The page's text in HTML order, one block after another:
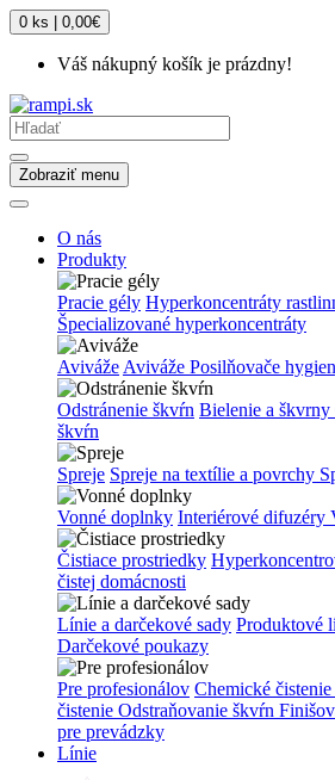
0 ks | 0,00€
Váš nákupný košík je prázdny!
Zobraziť menu
O nás
Produkty
Pracie gély Hyperkoncentráty
Špecializované hyperkoncentráty
Aviváže Aviváže Posilňovače
Odstránenie škvŕn Bielenie a škvrny
škvŕn
Spreje Spreje na textílie a povrchy
Vonné doplnky Interiérové difuzéry
Čistiace prostriedky
čistej domácnosti
Línie a darčekové sady Produktové
Darčekové poukazy
Pre profesionálov Chemické čistenie
čistenie Odstraňovanie škvŕn
pre prevádzky
Línie